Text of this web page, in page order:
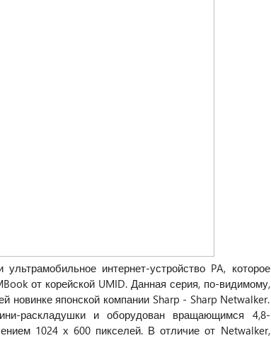
интернет-устройство PA, которое
от корейской UMID. Данная серия, по-видимому,
новинке японской компании Sharp - Sharp Netwalker.
раскладушки и оборудован вращающимся 4,8-
1024 х 600 пикселей. В отличие от Netwalker,